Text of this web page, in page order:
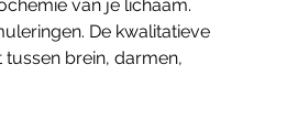
van je lichaam.
De kwalitatieve
brein, darmen,